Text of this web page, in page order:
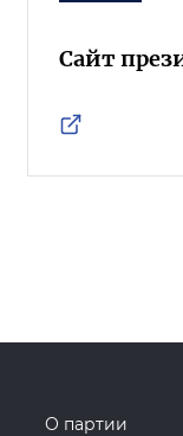
Сайт
О партии